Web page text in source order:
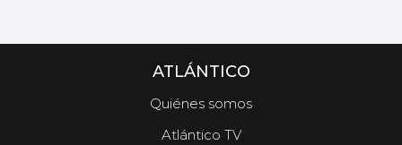
ATLÁNTICO
Quiénes somos
Atlántico TV